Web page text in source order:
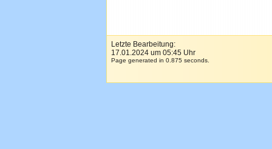
Letzte Bearbeitung:
17.01.2024 um 05:45 Uhr
Page generated in 0.875 seconds.